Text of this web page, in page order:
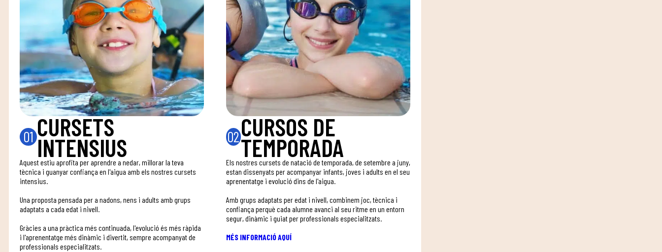
01 CURSETS
INTENSIUS
Aquest estiu aprofita per aprendre a nedar, millorar la teva
tècnica i guanyar confiança en l'aigua amb els nostres cursets
intensius.
Una proposta pensada per a nadons, nens i adults amb grups
adaptats a cada edat i nivell.
Gràcies a una pràctica més continuada, l'evolució és més ràpida
i l'aprenentatge més dinàmic i divertit, sempre acompanyat de
professionals especialitzats.
02CURSOS DE
TEMPORADA
Els nostres cursets de natació de temporada, de setembre a juny,
estan dissenyats per acompanyar infants, joves i adults en el seu
aprenentatge i evolució dins de l'aigua.
Amb grups adaptats per edat i nivell, combinem joc, tècnica i
confiança perquè cada alumne avanci al seu ritme en un entorn
segur, dinàmic i guiat per professionals especialitzats.
MÉS INFORMACIÓ AQUÍ